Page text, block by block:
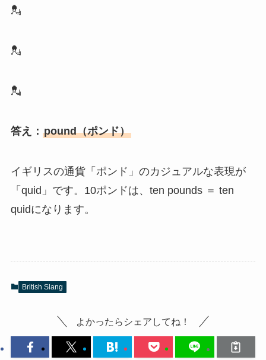
💂
💂
💂
答え： pound（ポンド）
イギリスの通貨「ポンド」のカジュアルな表現が
「quid」です。10ポンドは、ten pounds ＝ ten
quidになります。
British Slang
よかったらシェアしてね！